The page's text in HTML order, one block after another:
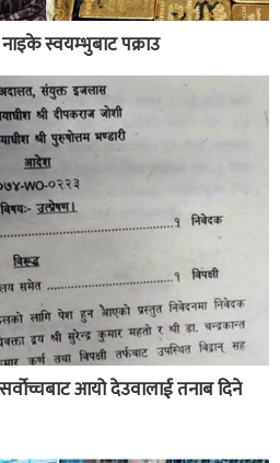
स्वयम्भुबाट पक्राउ
आयो देउवालाई तनाब दिने